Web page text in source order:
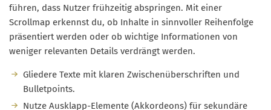
führen, dass Nutzer frühzeitig abspringen. Mit einer
Scrollmap erkennst du, ob Inhalte in sinnvoller Reihenfolge
präsentiert werden oder ob wichtige Informationen von
weniger relevanten Details verdrängt werden.
Gliedere Texte mit klaren Zwischenüberschriften und
Bulletpoints.
Nutze Ausklapp-Elemente (Akkordeons) für sekundäre